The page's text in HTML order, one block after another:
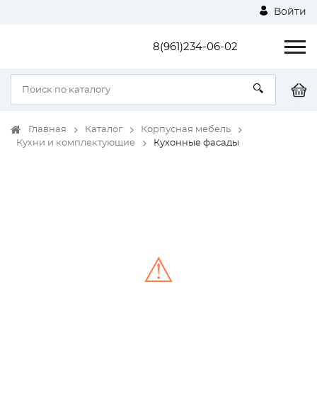
Войти
8(961)234-06-02
Главная Каталог
Корпусная мебель
Кухни и комплектующие
Кухонные фасады
⚠